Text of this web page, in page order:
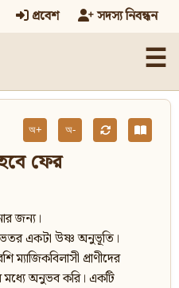
প্রবেশ সদস্য নিবন্ধন
☰
অ+ অ-
ফের
জন্য।
একটা উষ্ণ অনুভূতি।
ম্যাজিকবিলাসী প্রাণীদের
অনুভব করি। একটি